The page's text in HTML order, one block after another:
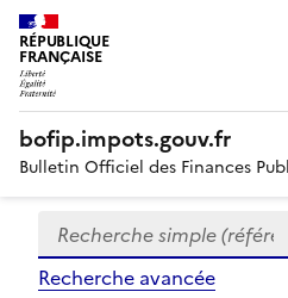
RÉPUBLIQUE
FRANÇAISE
bofip.impots.gouv.fr
Bulletin Officiel des Finances
Formulaire
de
recherche
Recherche simple
Recherche avancée